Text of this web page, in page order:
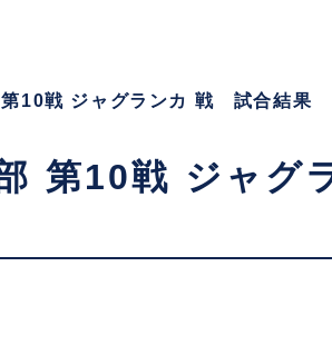
10戦 ジャグランカ 戦 試合結果
第10戦 ジャグ